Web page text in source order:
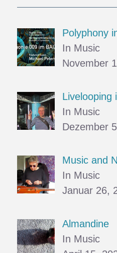
Polyphony
In Music
November
Livelooping
In Music
Dezember
Music and
In Music
Januar 26,
Almandine
In Music